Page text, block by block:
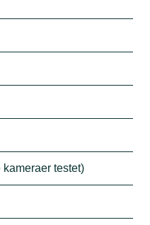
testet)